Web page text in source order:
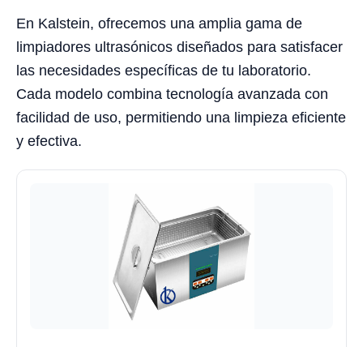
En Kalstein, ofrecemos una amplia gama de
limpiadores ultrasónicos diseñados para satisfacer
las necesidades específicas de tu laboratorio.
Cada modelo combina tecnología avanzada con
facilidad de uso, permitiendo una limpieza eficiente
y efectiva.